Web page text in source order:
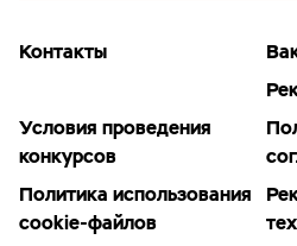
Контакты
Условия проведения
конкурсов
Политика использования
cookie-файлов